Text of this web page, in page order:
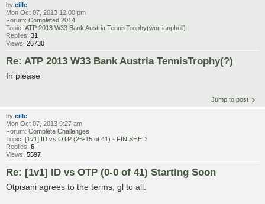
by cille
Mon Oct 07, 2013 12:00 pm
Forum: Completed 2014
Topic: ATP 2013 W33 Bank Austria TennisTrophy(wnr-ianphull)
Replies: 31
Views: 26730
Re: ATP 2013 W33 Bank Austria TennisTrophy(?)
In please
Jump to post
by cille
Mon Oct 07, 2013 9:27 am
Forum: Complete Challenges
Topic: [1v1] ID vs OTP (26-15 of 41) - FINISHED
Replies: 6
Views: 5597
Re: [1v1] ID vs OTP (0-0 of 41) Starting Soon
Otpisani agrees to the terms, gl to all.